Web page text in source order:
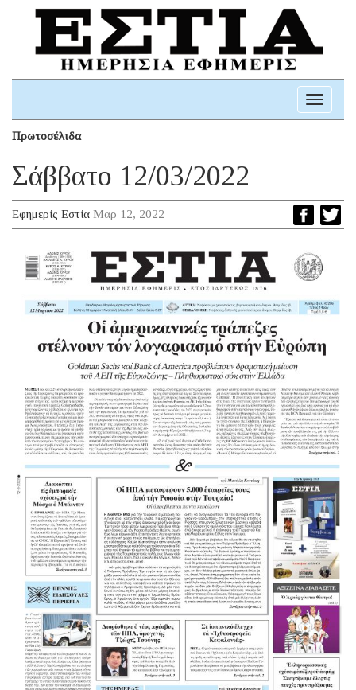
Toggle
Πρωτοσέλιδα
Σάββατο 12/03/2022
Εφημερίς Εστία Μαρ 12, 2022